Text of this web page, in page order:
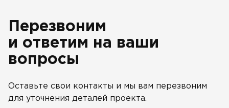
Перезвоним
и ответим на ваши
вопросы
Оставьте свои контакты и мы вам перезвоним
для уточнения деталей проекта.